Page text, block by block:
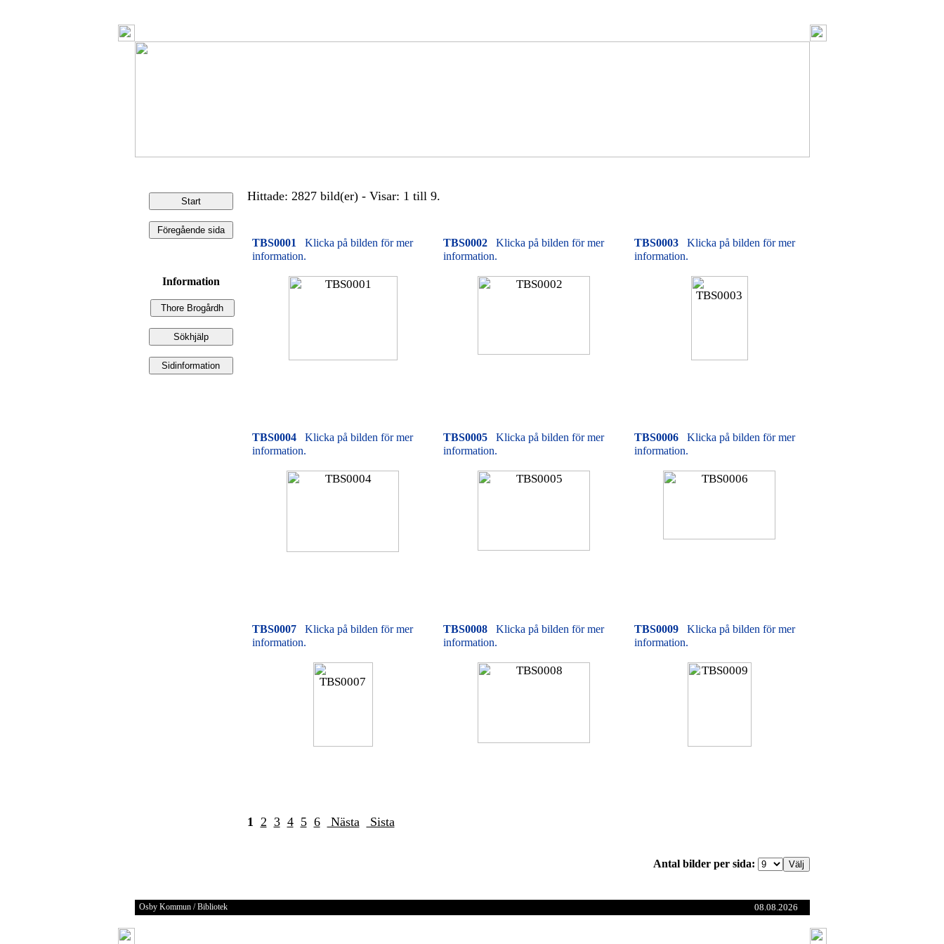
Information
Hittade: 2827 bild(er) - Visar: 1 till 9.
TBS0001
Klicka på bilden för mer
information.
TBS0002
Klicka på bilden för mer
information.
TBS0003
Klicka på bilden för mer
information.
TBS0004
Klicka på bilden för mer
information.
TBS0005
Klicka på bilden för mer
information.
TBS0006
Klicka på bilden för mer
information.
TBS0007
Klicka på bilden för mer
information.
TBS0008
Klicka på bilden för mer
information.
TBS0009
Klicka på bilden för mer
information.
1 2 3 4 5 6 Nästa Sista
Antal bilder per sida:
Osby Kommun / Bibliotek 08.08.2026